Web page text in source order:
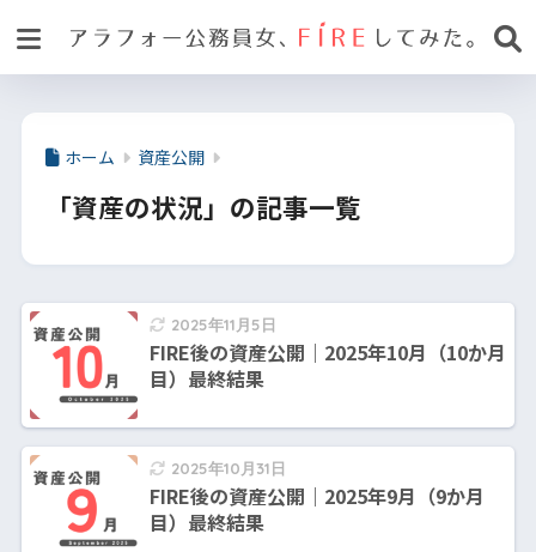
ホーム 資産公開
「資産の状況」の記事一覧
2025年11月5日
FIRE後の資産公開｜2025年10月（10か月
目）最終結果
2025年10月31日
FIRE後の資産公開｜2025年9月（9か月
目）最終結果